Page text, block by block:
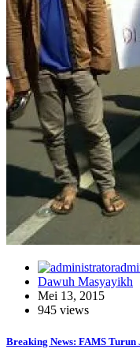
Dawuh Masyayikh
Mei 13, 2015
945 views
Breaking News: FAMS Turun